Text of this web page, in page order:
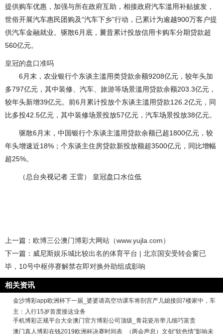
提供购车优惠，加强与所在政府互助，相接政府汽车滥用补贴披发，
世俗开展汽车惠民团购及“汽车下乡”行动，已累计为逾越900万客户提
供汽车金融就业。驱散6月底，曩昔累计投放信用卡购车分期贷款超
560亿元。
皇冠的盘口准吗
6月末，农业银行个东谈主滥用类贷款余额9208亿元，较年头加
多797亿元，其中装修、汽车、旅游等场景滥用贷款余额203.3亿元，
较年头新增39亿元。前6月累计投放个东谈主滥用贷款126.2亿元，同
比多投42.5亿元，其中装修场景投放57亿元，汽车场景投放38亿元。
驱散6月末，中国银行个东谈主滥用贷款余额已超1800亿元，较
年头增速近18%；个东谈主住房贷款新投放额超3500亿元，同比增幅
超25%。
（总台央视记者 王雷） 皇冠盘口水位低
上一篇： 欧博三公澳门博彩大网站（www.yujla.com）
下一篇： 威尼斯娱乐城比较出名的体育平台 | 北京国安受转会窗已
毕，10号中枢停赛解禁在即对换外助组成影响
相关资讯
金沙博彩app欧洲杯下一届_婆婆请高空功课车将剖宫产儿媳接回7楼家中，车
主：入行15岁首度接这业务
手机博彩正规平台大全澳门官方博彩公司顶级_青花瓷吊带儿细巧富贵
澳门真人博彩在钱2019欧洲杯决赛时间表_（两会声息）文创“软色情”影响未